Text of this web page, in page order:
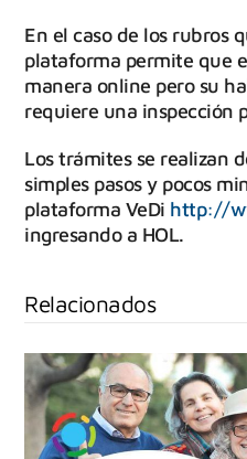
En el caso de los rubros
plataforma permite que
manera online pero su
requiere una inspección
Los trámites se realizan
simples pasos y pocos
plataforma VeDi http://
ingresando a HOL.
Relacionados